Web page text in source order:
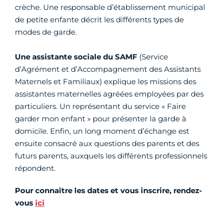
crèche. Une responsable d’établissement municipal
de petite enfante décrit les différents types de
modes de garde.
Une assistante sociale du SAMF (Service
d’Agrément et d’Accompagnement des Assistants
Maternels et Familiaux) explique les missions des
assistantes maternelles agréées employées par des
particuliers. Un représentant du service « Faire
garder mon enfant » pour présenter la garde à
domicile. Enfin, un long moment d’échange est
ensuite consacré aux questions des parents et des
futurs parents, auxquels les différents professionnels
répondent.
Pour connaître les dates et vous inscrire, rendez-
vous ici